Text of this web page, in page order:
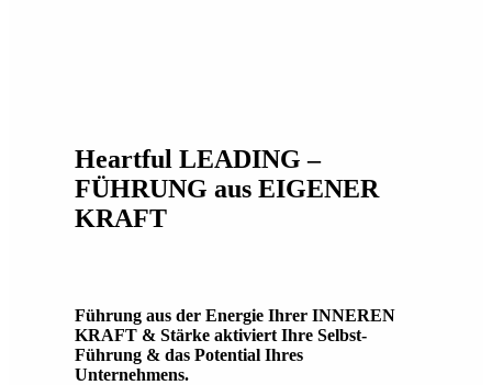
Heartful LEADING –
FÜHRUNG aus EIGENER
KRAFT
Führung aus der Energie Ihrer INNEREN
KRAFT & Stärke aktiviert Ihre Selbst-
Führung & das Potential Ihres
Unternehmens.